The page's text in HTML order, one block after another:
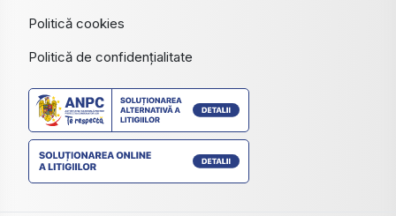
Politică cookies
Politică de confidențialitate